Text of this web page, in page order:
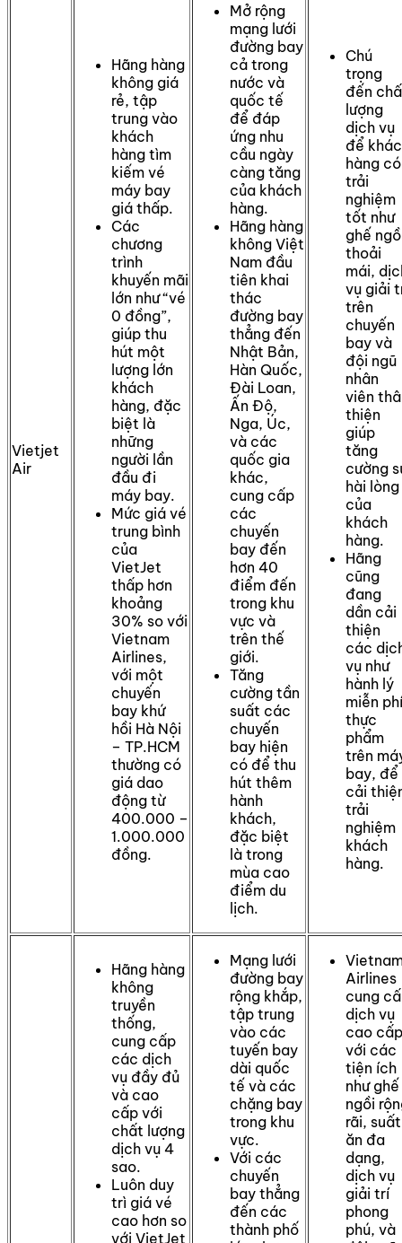
Vietjet
Air
Hãng hàng
không giá
rẻ, tập
trung vào
khách
hàng tìm
kiếm vé
máy bay
giá thấp.
Các
chương
trình
khuyến mãi
lớn như “vé
0 đồng”,
giúp thu
hút một
lượng lớn
khách
hàng, đặc
biệt là
những
người lần
đầu đi
máy bay.
Mức giá vé
trung bình
của
VietJet
thấp hơn
khoảng
30% so với
Vietnam
Airlines,
với một
chuyến
bay khứ
hồi Hà Nội
– TP.HCM
thường có
giá dao
động từ
400.000 –
1.000.000
đồng.
Mở rộng
mạng lưới
đường bay
cả trong
nước và
quốc tế
để đáp
ứng nhu
cầu ngày
càng tăng
của khách
hàng.
Hãng hàng
không Việt
Nam đầu
tiên khai
thác
đường bay
thẳng đến
Nhật Bản,
Hàn Quốc,
Đài Loan,
Ấn Độ,
Nga, Úc,
và các
quốc gia
khác,
cung cấp
các
chuyến
bay đến
hơn 40
điểm đến
trong khu
vực và
trên thế
giới.
Tăng
cường tần
suất các
chuyến
bay hiện
có để thu
hút thêm
hành
khách,
đặc biệt
là trong
mùa cao
điểm du
lịch.
Chú
trọng
đến
lượng
dịch vụ
để
hàng có
trải
nghiệm
tốt như
ghế
thoải
mái,
vụ giải
trên
chuyến
bay và
đội ngũ
nhân
viên
thiện
giúp
tăng
cường
hài lòng
của
khách
hàng.
Hãng
cũng
đang
dần cải
thiện
các
vụ như
hành lý
miễn
thực
phẩm
trên
bay, để
cải
trải
nghiệm
khách
hàng.
Hãng hàng
không
truyền
thống,
cung cấp
các dịch
vụ đầy đủ
và cao
cấp với
chất lượng
dịch vụ 4
sao.
Luôn duy
trì giá vé
cao hơn so
với VietJet
Mạng lưới
đường bay
rộng khắp,
tập trung
vào các
tuyến bay
dài quốc
tế và các
chặng bay
trong khu
vực.
Với các
chuyến
bay thẳng
đến các
thành phố
Airlines
cung
dịch vụ
cao cấp
với các
tiện ích
như ghế
ngồi
rãi, suất
ăn đa
dạng,
dịch vụ
giải trí
phong
phú, và